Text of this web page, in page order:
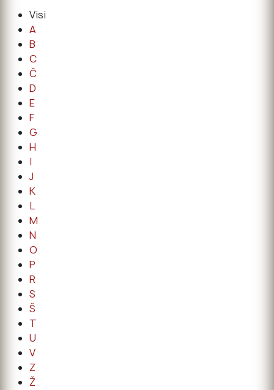
Visi
A
B
C
Č
D
E
F
G
H
I
J
K
L
M
N
O
P
R
S
Š
T
U
V
Z
Ž